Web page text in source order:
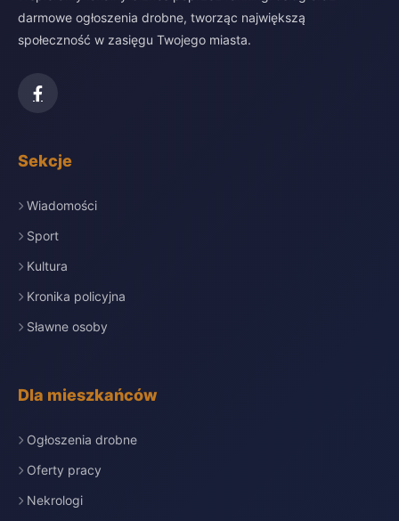
darmowe ogłoszenia drobne, tworząc największą
społeczność w zasięgu Twojego miasta.
Sekcje
Wiadomości
Sport
Kultura
Kronika policyjna
Sławne osoby
Dla mieszkańców
Ogłoszenia drobne
Oferty pracy
Nekrologi